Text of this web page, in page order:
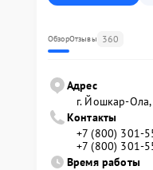
ОбзорОтзывы 360
Адрес
г. Йошкар-
Контакты
+7 (800) 301-
+7 (800) 301-
Время работы